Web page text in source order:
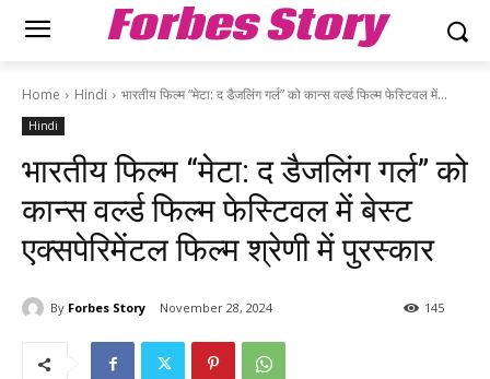
Forbes Story
Home Hindi भारतीय फिल्म “मेटा: द डैजलिंग गर्ल” को कान्स वर्ल्ड फिल्म फेस्टिवल में...
Hindi
भारतीय फिल्म “मेटा: द डैजलिंग गर्ल” को
कान्स वर्ल्ड फिल्म फेस्टिवल में बेस्ट
एक्सपेरिमेंटल फिल्म श्रेणी में पुरस्कार
By Forbes Story November 28, 2024 145